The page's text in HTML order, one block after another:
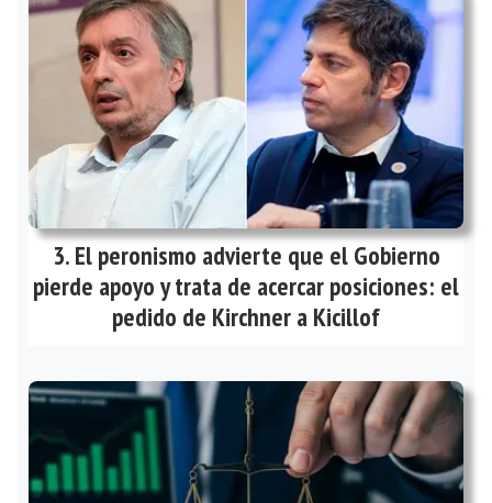
El peronismo advierte que el Gobierno
pierde apoyo y trata de acercar posiciones: el
pedido de Kirchner a Kicillof